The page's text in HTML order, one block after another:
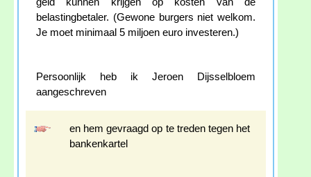
geld kunnen krijgen op kosten van de
belastingbetaler. (Gewone burgers niet welkom.
Je moet minimaal 5 miljoen euro investeren.)
Persoonlijk heb ik Jeroen Dijsselbloem
aangeschreven
en hem gevraagd op te treden tegen het
bankenkartel